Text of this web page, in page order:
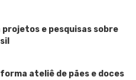
e pesquisas sobre
ateliê de pães e doces